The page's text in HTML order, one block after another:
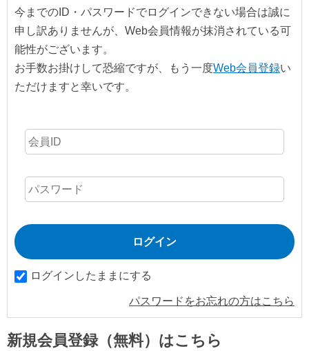
今までのID・パスワードでログインできない場合は誠に
申し訳ありませんが、Web会員情報が抹消されている可
能性がございます。
お手数お掛けして恐縮ですが、もう一度Web会員登録い
ただけますと幸いです。
ログインしたままにする
パスワードをお忘れの方はこちら
新規会員登録（無料）はこちら